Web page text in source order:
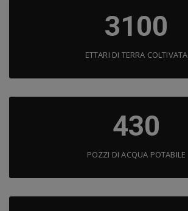
3100
ETTARI DI TERRA COLTIVATA
430
POZZI DI ACQUA POTABILE